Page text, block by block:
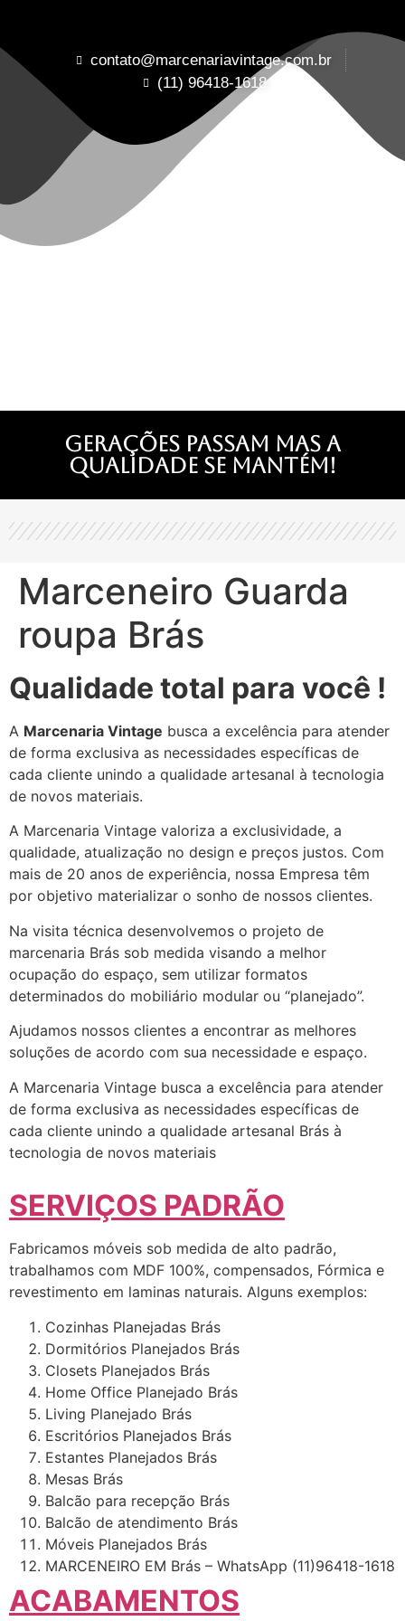
contato@marcenariavintage.com.br
(11) 96418-1618
Gerações passam mas a
qualidade se mantém!
Marceneiro Guarda
roupa Brás
Qualidade total para você !
A Marcenaria Vintage busca a excelência para atender
de forma exclusiva as necessidades específicas de
cada cliente unindo a qualidade artesanal à tecnologia
de novos materiais.
A Marcenaria Vintage valoriza a exclusividade, a
qualidade, atualização no design e preços justos. Com
mais de 20 anos de experiência, nossa Empresa têm
por objetivo materializar o sonho de nossos clientes.
Na visita técnica desenvolvemos o projeto de
marcenaria Brás sob medida visando a melhor
ocupação do espaço, sem utilizar formatos
determinados do mobiliário modular ou “planejado”.
Ajudamos nossos clientes a encontrar as melhores
soluções de acordo com sua necessidade e espaço.
A Marcenaria Vintage busca a excelência para atender
de forma exclusiva as necessidades específicas de
cada cliente unindo a qualidade artesanal Brás à
tecnologia de novos materiais
SERVIÇOS PADRÃO
Fabricamos móveis sob medida de alto padrão,
trabalhamos com MDF 100%, compensados, Fórmica e
revestimento em laminas naturais. Alguns exemplos:
Cozinhas Planejadas Brás
Dormitórios Planejados Brás
Closets Planejados Brás
Home Office Planejado Brás
Living Planejado Brás
Escritórios Planejados Brás
Estantes Planejados Brás
Mesas Brás
Balcão para recepção Brás
Balcão de atendimento Brás
Móveis Planejados Brás
MARCENEIRO EM Brás – WhatsApp (11)96418-1618
ACABAMENTOS